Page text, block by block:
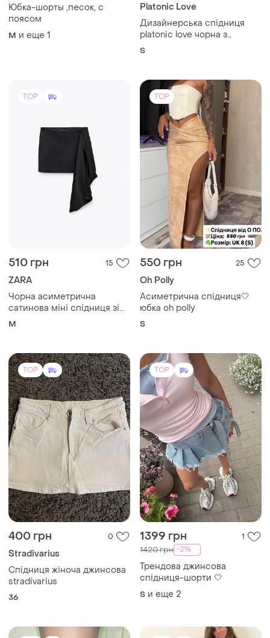
Юбка-шорты ,песок, с
поясом
M и еще 1
Platonic Love
Дизайнерська спідниця
platonic love чорна з
драпіруванням, розмір s
S
TOP
510 грн 15
ZARA
Чорна асиметрична
сатинова міні спідниця зі
звисаючою частиною zara
M
TOP
550 грн 25
Oh Polly
Асиметрична спідниця🤍
юбка oh polly
S
TOP
400 грн 0
Stradivarius
Спідниця жіноча джинсова
stradivarius
36
TOP
1399 грн 1
1420 грн -2%
Трендова джинсова
спідниця-шорти 🤍
S и еще 2